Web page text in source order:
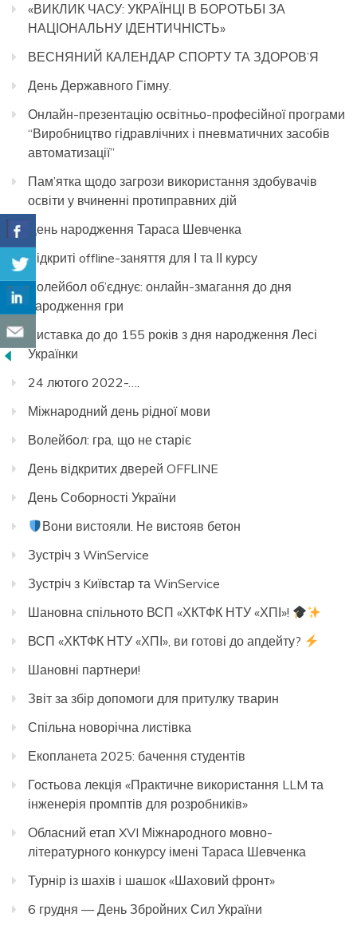
«ВИКЛИК ЧАСУ: УКРАЇНЦІ В БОРОТЬБІ ЗА
НАЦІОНАЛЬНУ ІДЕНТИЧНІСТЬ»
ВЕСНЯНИЙ КАЛЕНДАР СПОРТУ ТА ЗДОРОВ’Я
День Державного Гімну.
Онлайн-презентацію освітньо-професійної програми
“Виробництво гідравлічних і пневматичних засобів
автоматизації”
Пам’ятка щодо загрози використання здобувачів
освіти у вчиненні протиправних дій
День народження Тараса Шевченка
Відкриті offline-заняття для І та ІІ курсу
Волейбол об’єднує: онлайн-змагання до дня
народження гри
Виставка до до 155 років з дня народження Лесі
Українки
24 лютого 2022-….
Міжнародний день рідної мови
Волейбол: гра, що не старіє
День відкритих дверей OFFLINE
День Соборності України
Вони вистояли. Не вистояв бетон
Зустріч з WinService
Зустріч з Kиївстар та WinService
Шановна спільното ВСП «ХКТФК НТУ «ХПІ»!
ВСП «ХКТФК НТУ «ХПІ», ви готові до апдейту?
Шановні партнери!
Звіт за збір допомоги для притулку тварин
Спільна новорічна листівка
Екопланета 2025: бачення студентів
Гостьова лекція «Практичне використання LLM та
інженерія промптів для розробників»
Обласний етап XVI Міжнародного мовно-
літературного конкурсу імені Тараса Шевченка
Турнір із шахів і шашок «Шаховий фронт»
6 грудня — День Збройних Сил України